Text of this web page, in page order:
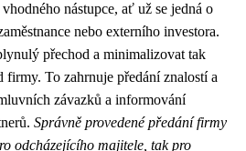
nástupce, ať už se jedná o
nebo externího investora.
přechod a minimalizovat tak
firmy. To zahrnuje předání znalostí a
závazků a informování
Správně provedené předání firmy
odcházejícího majitele, tak pro